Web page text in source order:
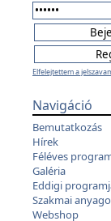
Elfelejtettem a
Navigáció
Bemutatkozás
Hírek
Féléves
Galéria
Eddigi
Szakmai
Webshop